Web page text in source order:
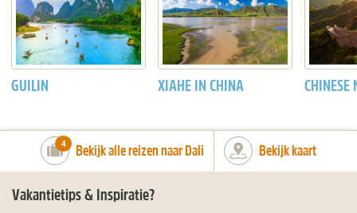
GUILIN XIAHE IN CHINA CHINESE
number_of_trips:
4 Bekijk alle reizen naar Dali Bekijk kaart
Vakantietips & Inspiratie?